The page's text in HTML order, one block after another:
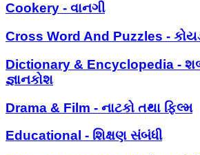
Cookery - વાનગી
Cross Word And Puzzles -
Dictionary & Encyclopedia -
જ્ઞાનકોશ
Drama & Film - નાટકો તથા ફિલ્મ
Educational - શિક્ષણ સંબંધી